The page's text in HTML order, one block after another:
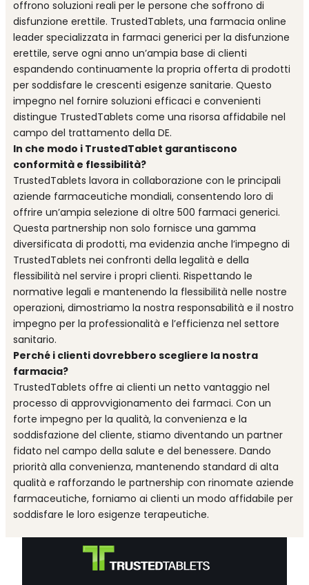
offrono soluzioni reali per le persone che soffrono di
disfunzione erettile. TrustedTablets, una farmacia online
leader specializzata in farmaci generici per la disfunzione
erettile, serve ogni anno un’ampia base di clienti
espandendo continuamente la propria offerta di prodotti
per soddisfare le crescenti esigenze sanitarie. Questo
impegno nel fornire soluzioni efficaci e convenienti
distingue TrustedTablets come una risorsa affidabile nel
campo del trattamento della DE.
In che modo i TrustedTablet garantiscono
conformità e flessibilità?
TrustedTablets lavora in collaborazione con le principali
aziende farmaceutiche mondiali, consentendo loro di
offrire un’ampia selezione di oltre 500 farmaci generici.
Questa partnership non solo fornisce una gamma
diversificata di prodotti, ma evidenzia anche l’impegno di
TrustedTablets nei confronti della legalità e della
flessibilità nel servire i propri clienti. Rispettando le
normative legali e mantenendo la flessibilità nelle nostre
operazioni, dimostriamo la nostra responsabilità e il nostro
impegno per la professionalità e l’efficienza nel settore
sanitario.
Perché i clienti dovrebbero scegliere la nostra
farmacia?
TrustedTablets offre ai clienti un netto vantaggio nel
processo di approvvigionamento dei farmaci. Con un
forte impegno per la qualità, la convenienza e la
soddisfazione del cliente, stiamo diventando un partner
fidato nel campo della salute e del benessere. Dando
priorità alla convenienza, mantenendo standard di alta
qualità e rafforzando le partnership con rinomate aziende
farmaceutiche, forniamo ai clienti un modo affidabile per
soddisfare le loro esigenze terapeutiche.